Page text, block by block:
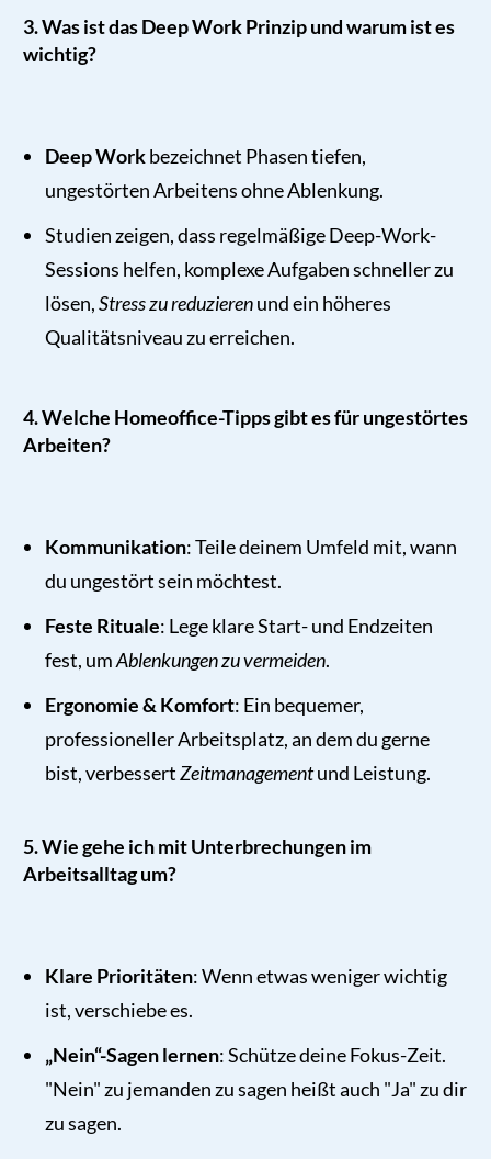
3. Was ist das Deep Work Prinzip und warum ist es
wichtig?
Deep Workbezeichnet Phasen tiefen,
ungestörten Arbeitens ohne Ablenkung.
Studien zeigen, dass regelmäßige Deep-Work-
Sessions helfen, komplexe Aufgaben schneller zu
lösen,Stress zu reduzierenund ein höheres
Qualitätsniveau zu erreichen.
4. Welche Homeoffice-Tipps gibt es für ungestörtes
Arbeiten?
Kommunikation: Teile deinem Umfeld mit, wann
du ungestört sein möchtest.
Feste Rituale: Lege klare Start- und Endzeiten
fest, umAblenkungen zu vermeiden.
Ergonomie & Komfort: Ein bequemer,
professioneller Arbeitsplatz, an dem du gerne
bist, verbessertZeitmanagementund Leistung.
5. Wie gehe ich mit Unterbrechungen im
Arbeitsalltag um?
Klare Prioritäten: Wenn etwas weniger wichtig
ist, verschiebe es.
„Nein“-Sagen lernen: Schütze deine Fokus-Zeit.
"Nein" zu jemanden zu sagen heißt auch "Ja" zu dir
zu sagen.